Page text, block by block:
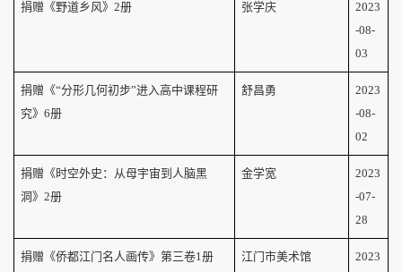
捐赠《野道乡风》2册 张学庆
2023
-08-
03
捐赠《“分形几何初步”进入高中课程研
究》6册
舒昌勇
2023
-08-
02
捐赠《时空外史：从母宇宙到人脑黑
洞》2册
金学宽
2023
-07-
28
捐赠《侨都江门名人画传》第三卷1册 江门市美术馆
2023